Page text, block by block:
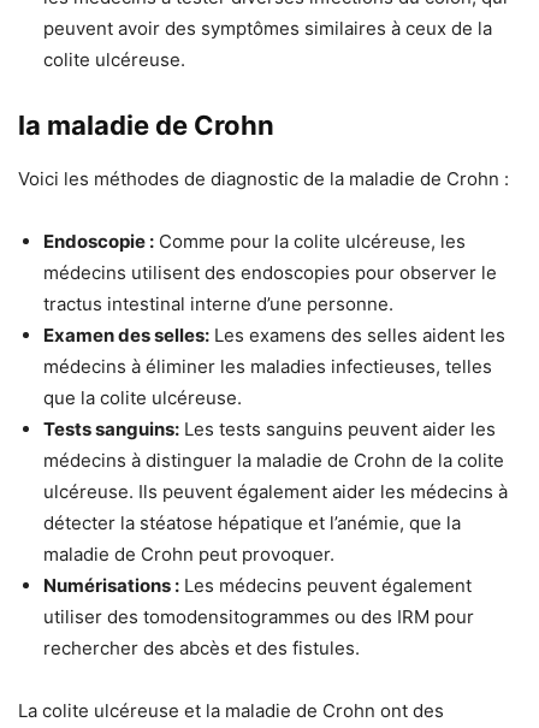
peuvent avoir des symptômes similaires à ceux de la
colite ulcéreuse.
la maladie de Crohn
Voici les méthodes de diagnostic de la maladie de Crohn :
Endoscopie : Comme pour la colite ulcéreuse, les
médecins utilisent des endoscopies pour observer le
tractus intestinal interne d’une personne.
Examen des selles: Les examens des selles aident les
médecins à éliminer les maladies infectieuses, telles
que la colite ulcéreuse.
Tests sanguins: Les tests sanguins peuvent aider les
médecins à distinguer la maladie de Crohn de la colite
ulcéreuse. Ils peuvent également aider les médecins à
détecter la stéatose hépatique et l’anémie, que la
maladie de Crohn peut provoquer.
Numérisations : Les médecins peuvent également
utiliser des tomodensitogrammes ou des IRM pour
rechercher des abcès et des fistules.
La colite ulcéreuse et la maladie de Crohn ont des